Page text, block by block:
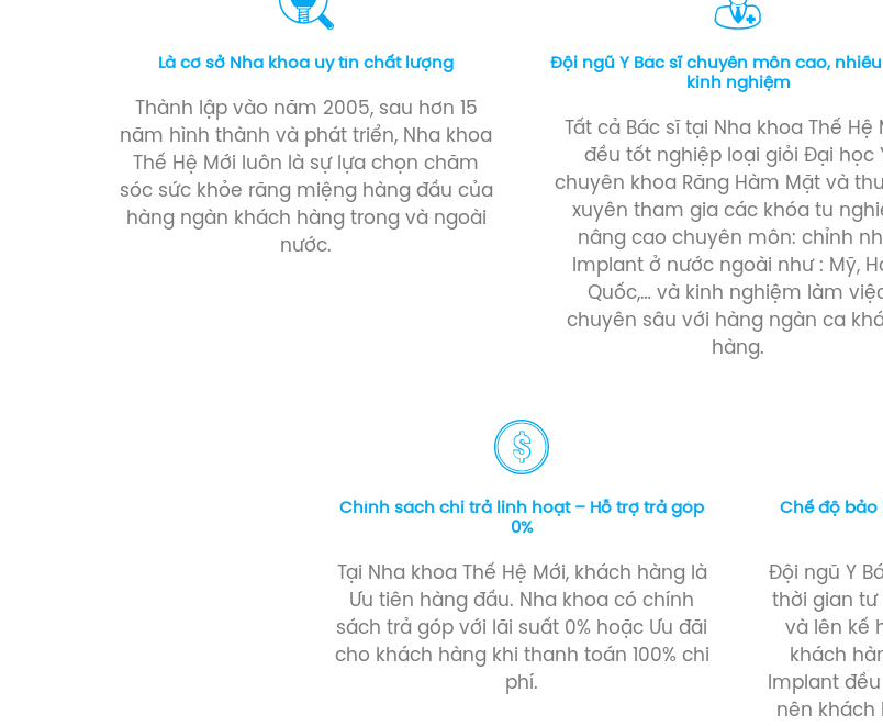
Là cơ sở Nha khoa uy tín chất lượng
Thành lập vào năm 2005, sau hơn 15
năm hình thành và phát triển, Nha khoa
Thế Hệ Mới luôn là sự lựa chọn chăm
sóc sức khỏe răng miệng hàng đầu của
hàng ngàn khách hàng trong và ngoài
nước.
Đội ngũ Y Bác sĩ chuyên môn cao,
kinh nghiệm
Tất cả Bác sĩ tại Nha khoa Thế Hệ
đều tốt nghiệp loại giỏi Đại học
chuyên khoa Răng Hàm Mặt và
xuyên tham gia các khóa tu
nâng cao chuyên môn: chỉnh
Implant ở nước ngoài như : Mỹ,
Quốc,… và kinh nghiệm làm
chuyên sâu với hàng ngàn ca
hàng.
Chính sách chi trả linh hoạt – Hỗ trợ trả góp
0%
Tại Nha khoa Thế Hệ Mới, khách hàng là
Ưu tiên hàng đầu. Nha khoa có chính
sách trả góp với lãi suất 0% hoặc Ưu đãi
cho khách hàng khi thanh toán 100% chi
phí.
Chế độ bảo
Đội ngũ Y
thời gian
và lên kế
khách
Implant
nên khách